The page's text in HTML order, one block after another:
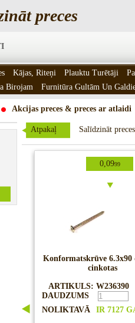
preces
Akcijas preces & preces ar atlaidi
Atpakaļ Salīdzināt
0,0999
Konformatskrūve 6.3x90
cinkotas
ARTIKULS: W236390
DAUDZUMS
NOLIKTAVĀ
IR 7127
Kājas, Riteņi Plauktu Turētāji
Birojam Furnitūra Gultām Un